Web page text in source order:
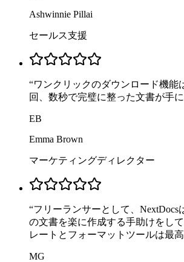
Ashwinnie Pillai
セールス支援
“ワンクリックのダウンロード機能
回、数秒で完璧に整った文書が手に
EB
Emma Brown
マーケティングディレクター
“フリーランサーとして、NextDocs
の文書を楽に作成する手助けをし
レートとフォーマットツールは最高
MG